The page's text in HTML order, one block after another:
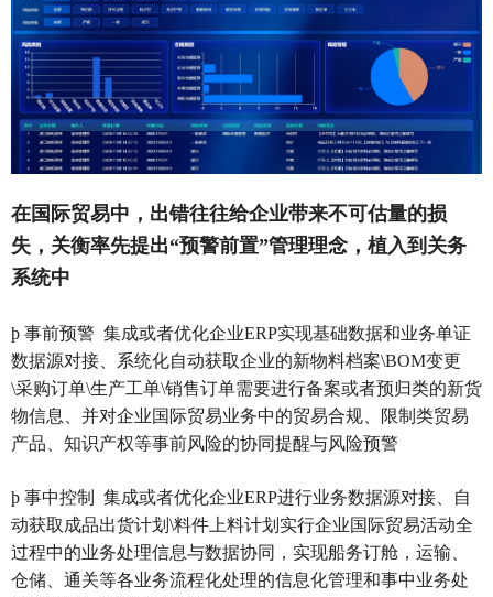
在国际贸易中，出错往往给企业带来不可估量的损
失，关衡率先提出“预警前置”管理理念，植入到关务
系统中
þ 事前预警 集成或者优化企业ERP实现基础数据和业务单证
数据源对接、系统化自动获取企业的新物料档案\BOM变更
\采购订单\生产工单\销售订单需要进行备案或者预归类的新货
物信息、并对企业国际贸易业务中的贸易合规、限制类贸易
产品、知识产权等事前风险的协同提醒与风险预警
þ 事中控制 集成或者优化企业ERP进行业务数据源对接、自
动获取成品出货计划\料件上料计划实行企业国际贸易活动全
过程中的业务处理信息与数据协同，实现船务订舱，运输、
仓储、通关等各业务流程化处理的信息化管理和事中业务处